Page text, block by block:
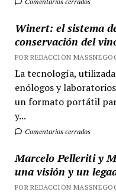
Winert: el sistema
conservación del
POR REDACCIÓN
La tecnología, utilizada
enólogos y
un formato portátil
y...
Comentarios cerrados
Marcelo Pelleriti y
una visión y un
POR REDACCIÓN